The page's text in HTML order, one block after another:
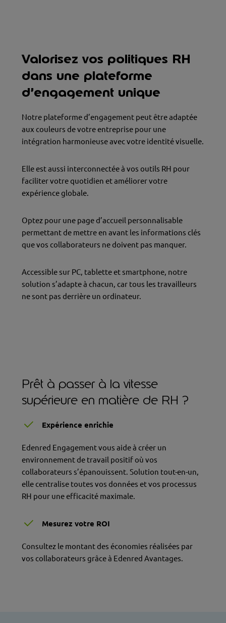
Valorisez vos politiques RH
dans une plateforme
d’engagement unique
Notre plateforme d’engagement peut être adaptée
aux couleurs de votre entreprise pour une
intégration harmonieuse avec votre identité visuelle.
Elle est aussi interconnectée à vos outils RH pour
faciliter votre quotidien et améliorer votre
expérience globale.
Optez pour une page d’accueil personnalisable
permettant de mettre en avant les informations clés
que vos collaborateurs ne doivent pas manquer.
Accessible sur PC, tablette et smartphone, notre
solution s’adapte à chacun, car tous les travailleurs
ne sont pas derrière un ordinateur.
Prêt à passer à la vitesse
supérieure en matière de RH ?
Expérience enrichie
Edenred Engagement vous aide à créer un
environnement de travail positif où vos
collaborateurs s’épanouissent. Solution tout-en-un,
elle centralise toutes vos données et vos processus
RH pour une efficacité maximale.
Mesurez votre ROI
Consultez lemontant des économies réalisées par
vos collaborateurs grâce à Edenred Avantages.